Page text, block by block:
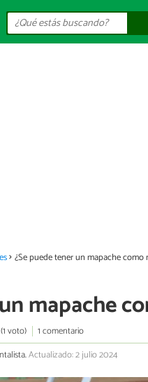
¿Se puede tener un mapache como
mapache
voto)
1 comentario
Actualizado: 2 julio 2024